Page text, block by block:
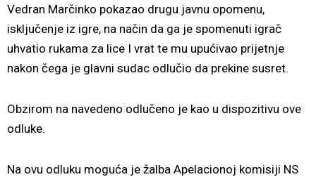
Vedran Marčinko pokazao drugu javnu opomenu,
isključenje iz igre, na način da ga je spomenuti igrač
uhvatio rukama za lice I vrat te mu upućivao prijetnje
nakon čega je glavni sudac odlučio da prekine susret.
Obzirom na navedeno odlučeno je kao u dispozitivu ove
odluke.
Na ovu odluku moguća je žalba Apelacionoj komisiji NS